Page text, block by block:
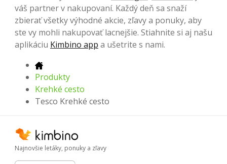
váš partner v nakupovaní. Každý deň sa snaží
zbierať všetky výhodné akcie, zľavy a ponuky, aby
ste vy mohli nakupovať lacnejšie. Stiahnite si aj našu
aplikáciu Kimbino app a ušetrite s nami.
Produkty
Krehké cesto
Tesco Krehké cesto
Najnovšie letáky, ponuky a zľavy